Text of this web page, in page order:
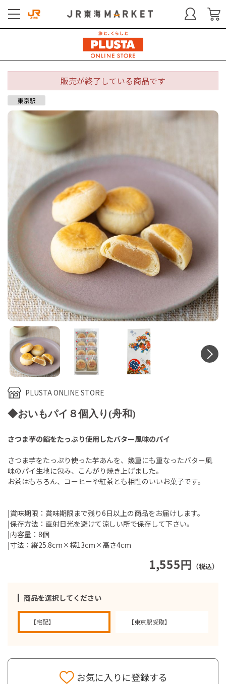
PLUSTA ONLINE STORE
◆おいもパイ８個入り(舟和)
1,555円 （税込）
商品を選択してください
【宅配】 【東京駅受取】
さつま芋の餡をたっぷり使用したバター風味のパイ
さつま芋をたっぷり使った芋あんを、幾重にも重なったバター風
味のパイ生地に包み、こんがり焼き上げました。
お茶はもちろん、コーヒーや紅茶とも相性のいいお菓子です。
|賞味期限：賞味期限まで残り6日以上の商品をお届けします。
|保存方法：直射日光を避けて涼しい所で保存して下さい。
|内容量：8個
|寸法：縦25.8cm×横13cm×高さ4cm
お気に入りに登録する
販売が終了している商品です